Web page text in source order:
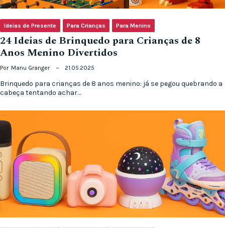
Ideias de Presente Para Crianças Para Menino
24 Ideias de Brinquedo para Crianças de 8
Anos Menino Divertidos
Por Manu Granger 21.05.2025
Brinquedo para crianças de 8 anos menino: já se pegou quebrando a
cabeça tentando achar…